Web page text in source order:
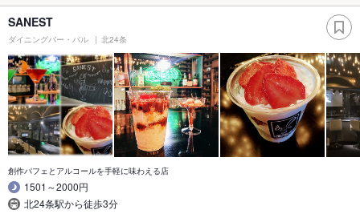
SANEST
ダイニングバー・バル 北24条
創作パフェとアルコールを手軽に味わえる店
1501～2000円
北24条駅から徒歩3分